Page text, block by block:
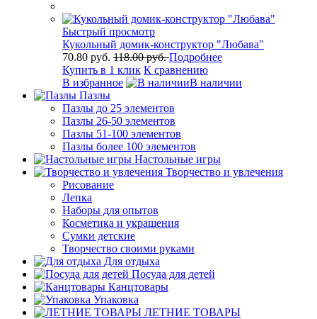
Быстрый просмотр
Кукольный домик-конструктор "Любава"
70.80 руб. 118.00 руб.Подробнее
Купить в 1 клик К сравнению
В избранное
В наличии
Пазлы
Пазлы до 25 элементов
Пазлы 26-50 элементов
Пазлы 51-100 элементов
Пазлы более 100 элементов
Настольные игры
Творчество и увлечения
Рисование
Лепка
Наборы для опытов
Косметика и украшения
Сумки детские
Творчество своими руками
Для отдыха
Посуда для детей
Канцтовары
Упаковка
ЛЕТНИЕ ТОВАРЫ